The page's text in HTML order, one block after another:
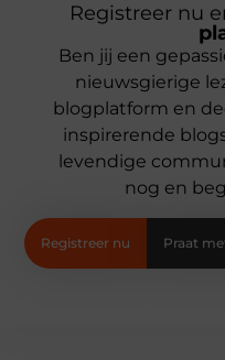
Registreer nu
Ben jij een
nieuwsgierige
blogplatform en
inspirerende
levendige
nog en
Registreer nu Praat